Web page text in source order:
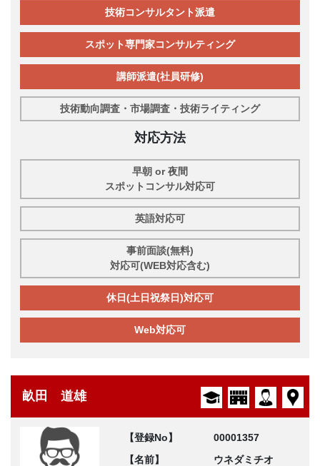
技術コンサルタント派遣
スポット専門家コンサルティング
講師派遣(社員研修)
技術動向調査・市場調査・技術ライティング
対応方法
早朝 or 夜間
スポットコンサル対応可
英語対応可
事前面談(無料)
対応可(WEB対応含む)
休日(土日祝祭日)対応可
Web対応可
畝田 道雄
【登録No】
00001357
【名前】
ウネダミチオ